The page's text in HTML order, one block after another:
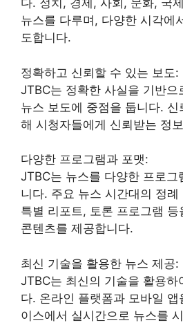
다. 정치, 경제, 사회, 문화, 국
뉴스를 다루며, 다양한 시각에
도합니다.
정확하고 신뢰할 수 있는 보도:
JTBC는 정확한 사실을 기반으
뉴스 보도에 중점을 둡니다.
해 시청자들에게 신뢰받는 정
다양한 프로그램과 포맷:
JTBC는 뉴스를 다양한 프로그
니다. 주요 뉴스 시간대의 정례
특별 리포트, 토론 프로그램
콘텐츠를 제공합니다.
최신 기술을 활용한 뉴스 제공:
JTBC는 최신의 기술을 활용하
다. 온라인 플랫폼과 모바일
이스에서 실시간으로 뉴스를